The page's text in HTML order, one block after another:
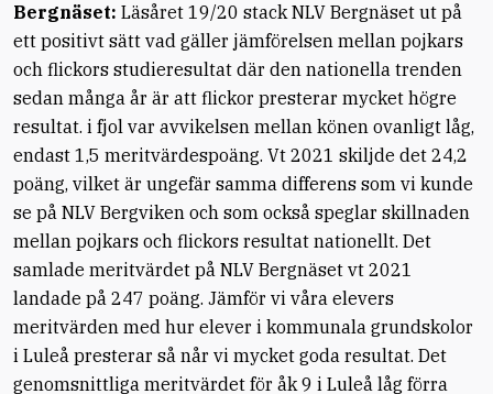
Bergnäset: Läsåret 19/20 stack NLV Bergnäset ut på
ett positivt sätt vad gäller jämförelsen mellan pojkars
och flickors studieresultat där den nationella trenden
sedan många år är att flickor presterar mycket högre
resultat. i fjol var avvikelsen mellan könen ovanligt låg,
endast 1,5 meritvärdespoäng. Vt 2021 skiljde det 24,2
poäng, vilket är ungefär samma differens som vi kunde
se på NLV Bergviken och som också speglar skillnaden
mellan pojkars och flickors resultat nationellt. Det
samlade meritvärdet på NLV Bergnäset vt 2021
landade på 247 poäng. Jämför vi våra elevers
meritvärden med hur elever i kommunala grundskolor
i Luleå presterar så når vi mycket goda resultat. Det
genomsnittliga meritvärdet för åk 9 i Luleå låg förra